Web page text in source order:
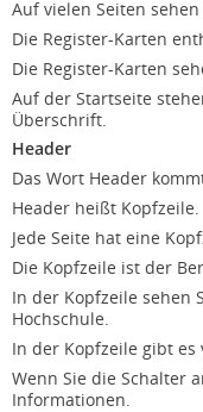
Auf vielen Seiten
Die Register-Karten
Die Register-Karten
Auf der Startseite
Überschrift.
Header
Das Wort Header
Header heißt Kopfzeile.
Jede Seite hat eine
Die Kopfzeile ist der
In der Kopfzeile sehen
Hochschule.
In der Kopfzeile gibt es
Wenn Sie die Schalter
Informationen.